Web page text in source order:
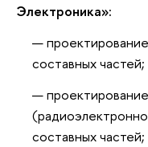
Электроника»:
составных частей;
составных частей;